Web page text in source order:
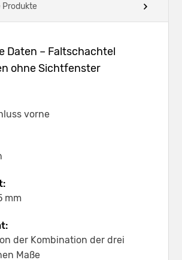
Produkte
Daten – Faltschachtel
ohne Sichtfenster
vorne
mm
der Kombination der drei
Maße